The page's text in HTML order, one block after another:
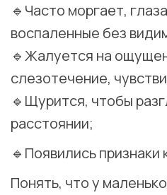
🔹Часто моргает,
воспаленные без
🔹Жалуется на
слезотечение,
🔹Щурится, чтобы
расстоянии;
🔹Появились признаки
Понять, что у